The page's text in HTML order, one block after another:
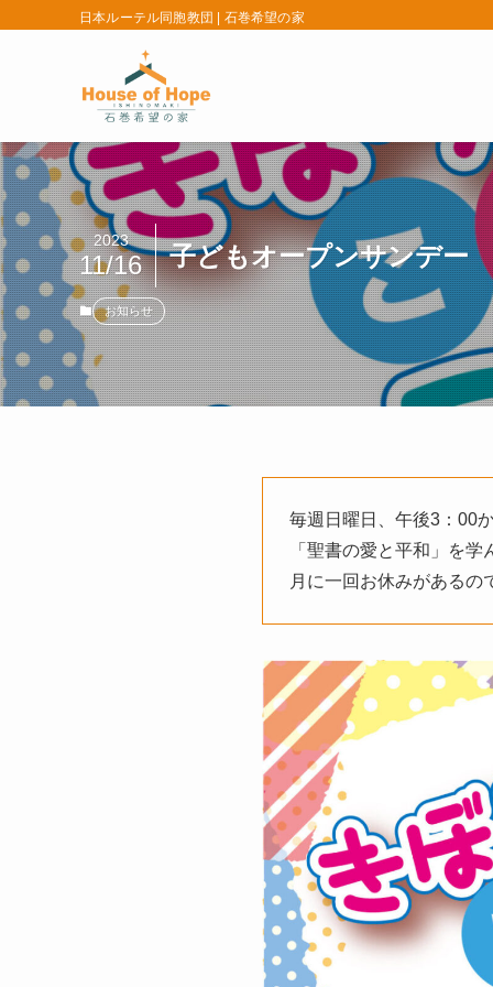
日本ルーテル同胞教団 | 石巻希望の家
子どもオープンサンデー
2023
11/16
お知らせ
毎週日曜日、午後3：00
「聖書の愛と平和」を
月に一回お休みがあるの